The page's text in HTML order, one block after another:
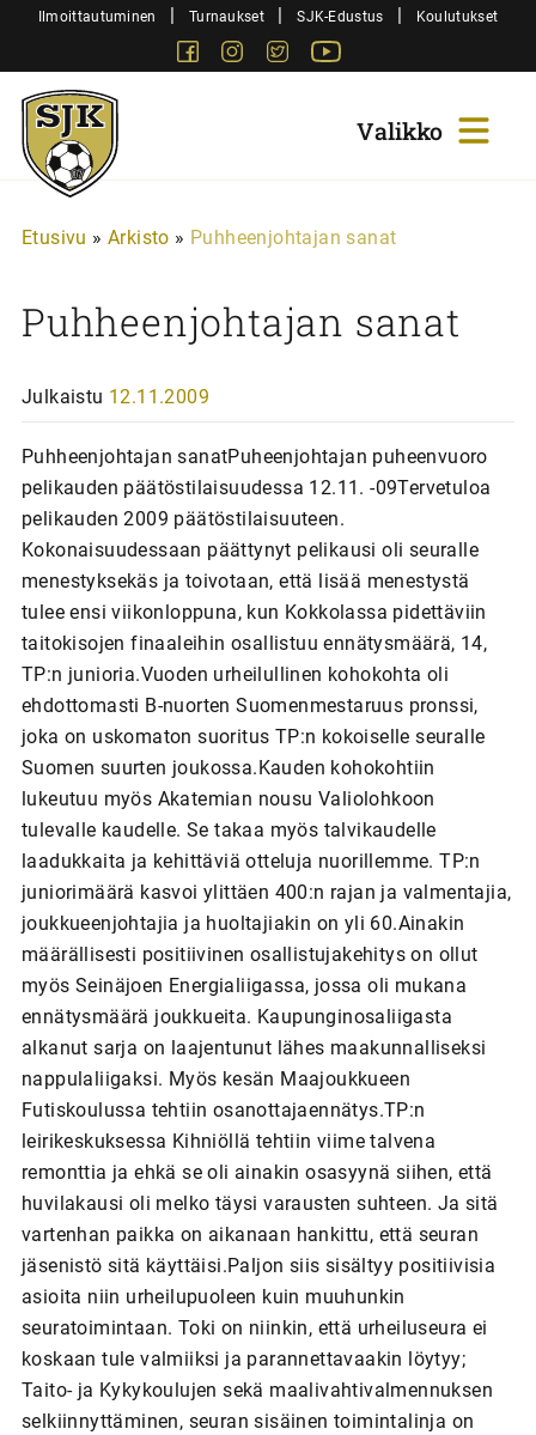
SiirryIlmoittautuminen | Turnaukset | SJK-Edustus | Koulutukset
FacebookInstagram
Twitter
Sjk-
Juniorit
Etusivu » Arkisto » Puhheenjohtajan sanat
Puhheenjohtajan sanat
Julkaistu 12.11.2009
Puhheenjohtajan sanatPuheenjohtajan puheenvuoro
pelikauden päätöstilaisuudessa 12.11. -09Tervetuloa
pelikauden 2009 päätöstilaisuuteen.
Kokonaisuudessaan päättynyt pelikausi oli seuralle
menestyksekäs ja toivotaan, että lisää menestystä
tulee ensi viikonloppuna, kun Kokkolassa pidettäviin
taitokisojen finaaleihin osallistuu ennätysmäärä, 14,
TP:n junioria.Vuoden urheilullinen kohokohta oli
ehdottomasti B-nuorten Suomenmestaruus pronssi,
joka on uskomaton suoritus TP:n kokoiselle seuralle
Suomen suurten joukossa.Kauden kohokohtiin
lukeutuu myös Akatemian nousu Valiolohkoon
tulevalle kaudelle. Se takaa myös talvikaudelle
laadukkaita ja kehittäviä otteluja nuorillemme. TP:n
juniorimäärä kasvoi ylittäen 400:n rajan ja valmentajia,
joukkueenjohtajia ja huoltajiakin on yli 60.Ainakin
määrällisesti positiivinen osallistujakehitys on ollut
myös Seinäjoen Energialiigassa, jossa oli mukana
ennätysmäärä joukkueita. Kaupunginosaliigasta
alkanut sarja on laajentunut lähes maakunnalliseksi
nappulaliigaksi. Myös kesän Maajoukkueen
Futiskoulussa tehtiin osanottajaennätys.TP:n
leirikeskuksessa Kihniöllä tehtiin viime talvena
remonttia ja ehkä se oli ainakin osasyynä siihen, että
huvilakausi oli melko täysi varausten suhteen. Ja sitä
vartenhan paikka on aikanaan hankittu, että seuran
jäsenistö sitä käyttäisi.Paljon siis sisältyy positiivisia
asioita niin urheilupuoleen kuin muuhunkin
seuratoimintaan. Toki on niinkin, että urheiluseura ei
koskaan tule valmiiksi ja parannettavaakin löytyy;
Taito- ja Kykykoulujen sekä maalivahtivalmennuksen
selkiinnyttäminen, seuran sisäinen toimintalinja on